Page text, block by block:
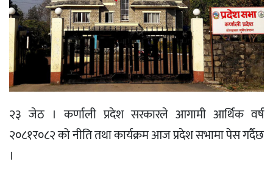
२३ जेठ । कर्णाली प्रदेश सरकारले आगामी आर्थिक वर्ष
२०८१र०८२ को नीति तथा कार्यक्रम आज प्रदेश सभामा पेस गर्दैछ
।